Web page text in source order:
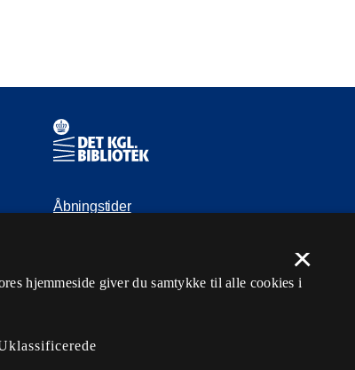
Kontaktinformationer
Åbningstider
×
hjemmeside giver du samtykke til alle cookies i